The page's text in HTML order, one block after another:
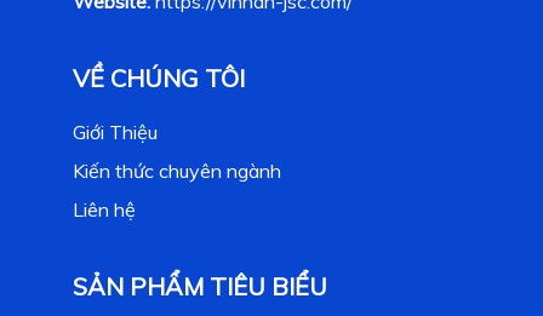
VỀ CHÚNG TÔI
Giới Thiệu
Kiến thức chuyên ngành
Liên hệ
SẢN PHẨM TIÊU BIỂU